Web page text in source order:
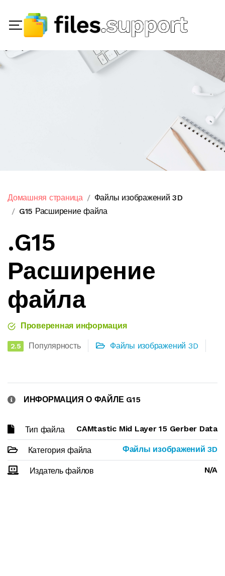
Домашняя страница
Файлы изображений 3D
G15 Расширение файла
.G15
Расширение
файла
Проверенная информация
2.5 Популярность Файлы изображений 3D
ИНФОРМАЦИЯ О ФАЙЛЕ G15
Тип файла CAMtastic Mid Layer 15 Gerber Data
Категория файла Файлы изображений 3D
Издатель файлов N/A